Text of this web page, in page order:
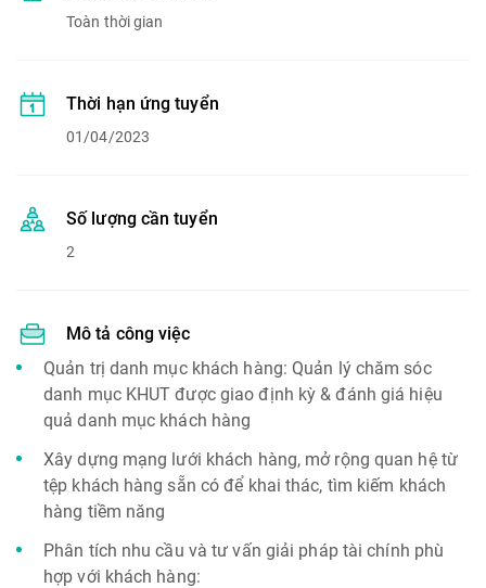
Toàn thời gian
Thời hạn ứng tuyển
01/04/2023
Số lượng cần tuyển
2
Mô tả công việc
Quản trị danh mục khách hàng: Quản lý chăm sóc
danh mục KHUT được giao định kỳ & đánh giá hiệu
quả danh mục khách hàng
Xây dựng mạng lưới khách hàng, mở rộng quan hệ từ
tệp khách hàng sẵn có để khai thác, tìm kiếm khách
hàng tiềm năng
Phân tích nhu cầu và tư vấn giải pháp tài chính phù
hợp với khách hàng: